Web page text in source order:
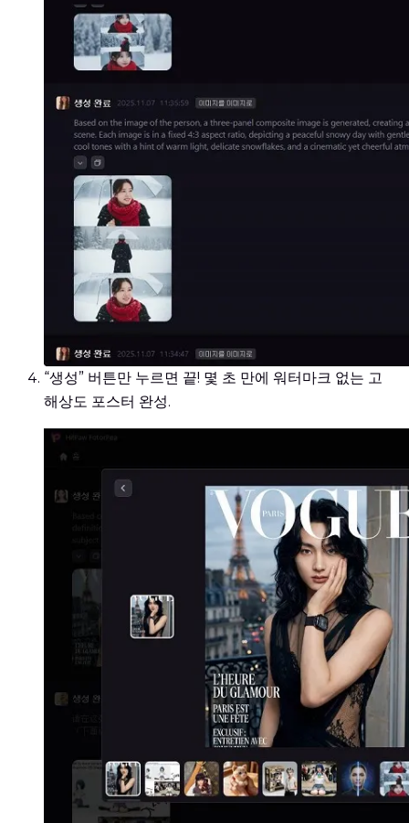
“생성” 버튼만 누르면 끝! 몇 초 만에 워터마크 없는 고
해상도 포스터 완성.